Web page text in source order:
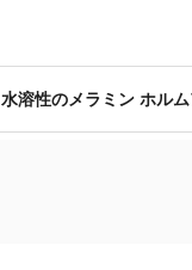
水溶性のメラミン ホル